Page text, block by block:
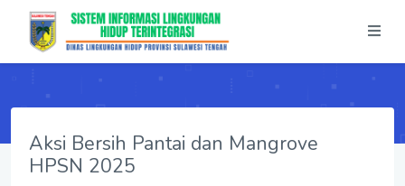
Aksi Bersih Pantai dan Mangrove
HPSN 2025